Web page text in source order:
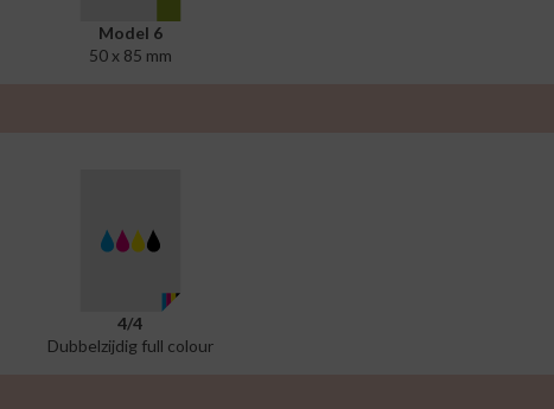
Model 6
50 x 85 mm
4/4
Dubbelzijdig full colour